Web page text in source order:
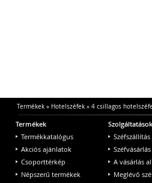
Termékek» Hotelszéfek» 4 csillagos
Termékek
Termékkatalógus
Akciós ajánlatok
Csoporttérkép
Népszerű termékek
Szolgáltatások
A vásárlás
Meglévő